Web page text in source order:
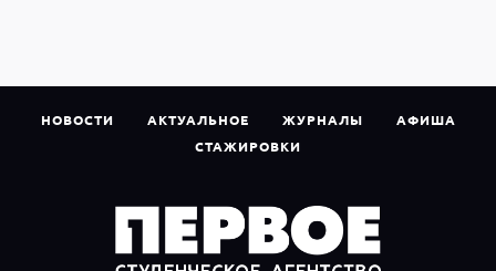
НОВОСТИ АКТУАЛЬНОЕ ЖУРНАЛЫ
АФИША
СТАЖИРОВКИ